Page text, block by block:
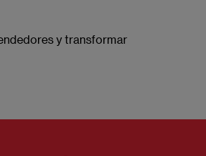
y transformar